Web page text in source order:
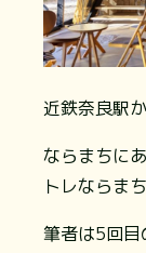
近鉄奈良駅
ならまちに
トレならま
筆者は5回目